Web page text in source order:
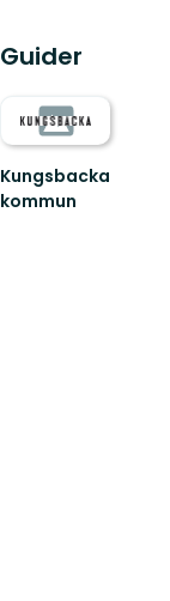
Guider
Kungsbacka
kommun